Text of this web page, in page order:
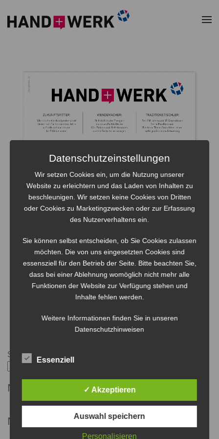
Zum Hauptinhalt springen
Suchen
Neueste Beiträge
Neueste Kommentare
Datenschutzeinstellungen
Wir setzen Cookies ein, um die Nutzung unserer
Website zu erleichtern und das Laden von Inhalten zu
beschleunigen. Wir setzen keine Cookies von Dritten
oder Cookies zu Marketingzwecken oder zur Erfassung
des Nutzerverhaltens ein.
Sie können selbst entscheiden, ob Sie Cookies zulassen
möchten. Die von uns eingesetzten Cookies sind
essensziell für den Betrieb der Seite. Bitte beachten Sie,
dass bei einer Ablehnung womöglich nicht mehr alle
Funktionen der Website zur Verfügung stehen und
Inhalte fehlen werden.
Weitere Informationen finden Sie in unseren
Datenschutzhinweisen
Essenziell
✓ Akzeptieren
Auswahl speichern
Personalisieren